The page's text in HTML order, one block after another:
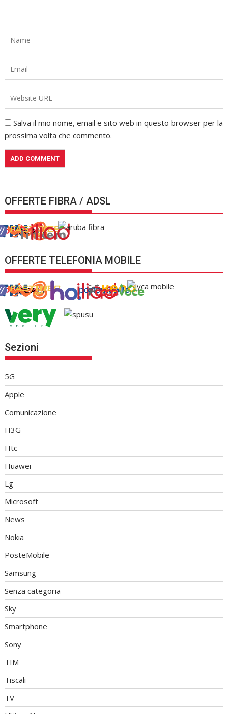
Salva il mio nome, email e sito web in questo browser per la
prossima volta che commento.
OFFERTE FIBRA / ADSL
OFFERTE TELEFONIA MOBILE
Sezioni
5G
Apple
Comunicazione
H3G
Htc
Huawei
Lg
Microsoft
News
Nokia
PosteMobile
Samsung
Senza categoria
Sky
Smartphone
Sony
TIM
Tiscali
TV